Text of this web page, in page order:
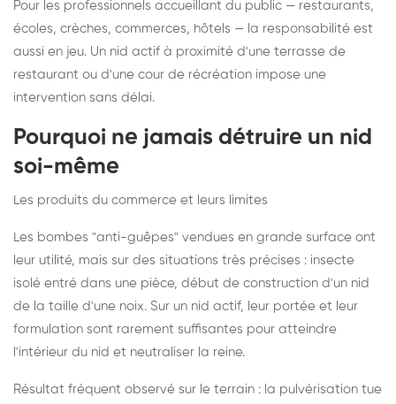
Pour les professionnels accueillant du public — restaurants,
écoles, crèches, commerces, hôtels — la responsabilité est
aussi en jeu. Un nid actif à proximité d'une terrasse de
restaurant ou d'une cour de récréation impose une
intervention sans délai.
Pourquoi ne jamais détruire un nid
soi-même
Les produits du commerce et leurs limites
Les bombes "anti-guêpes" vendues en grande surface ont
leur utilité, mais sur des situations très précises : insecte
isolé entré dans une pièce, début de construction d'un nid
de la taille d'une noix. Sur un nid actif, leur portée et leur
formulation sont rarement suffisantes pour atteindre
l'intérieur du nid et neutraliser la reine.
Résultat fréquent observé sur le terrain : la pulvérisation tue